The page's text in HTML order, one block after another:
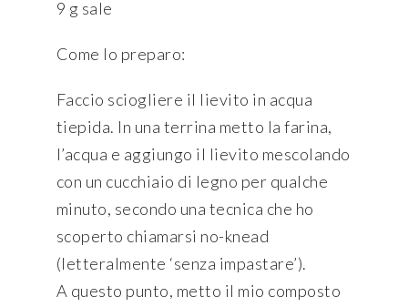
9 g sale
Come lo preparo:
Faccio sciogliere il lievito in acqua
tiepida. In una terrina metto la farina,
l’acqua e aggiungo il lievito mescolando
con un cucchiaio di legno per qualche
minuto, secondo una tecnica che ho
scoperto chiamarsi no-knead
(letteralmente ‘senza impastare’).
A questo punto, metto il mio composto